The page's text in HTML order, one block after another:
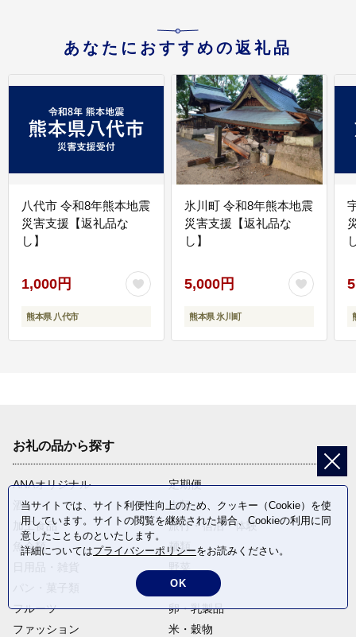
あなたにおすすめの返礼品
八代市 令和8年熊本地震
災害支援【返礼品な
し】
1,000円
熊本県 八代市
氷川町 令和8年熊本地震
災害支援【返礼品な
し】
5,000円
熊本県 氷川町
お礼の品から探す
ANAオリジナル
定期便
酒
肉類
加工食品
旅行・宿泊・体験
魚介類
麺類
電化製品
フルーツ
卵・乳製品
ファッション
米・穀物
当サイトでは、サイト利便性向上のため、クッキー（Cookie）を使
用しています。サイトの閲覧を継続された場合、Cookieの利用に同
意したことものといたします。
詳細についてはプライバシーポリシーをお読みください。
OK